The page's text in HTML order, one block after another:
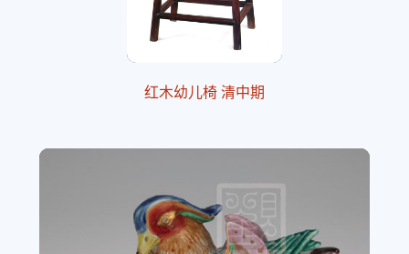
红木幼儿椅 清中期